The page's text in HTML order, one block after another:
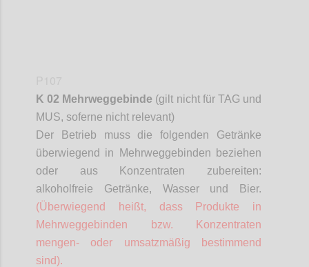
K 02 Mehrweggebinde (gilt nicht für TAG und
MUS, soferne nicht relevant)
Der Betrieb muss die folgenden Getränke
überwiegend in Mehrweggebinden beziehen
oder aus Konzentraten zubereiten:
alkoholfreie Getränke, Wasser und Bier.
(Überwiegend heißt, dass Produkte in
Mehrweggebinden bzw. Konzentraten
mengen- oder umsatzmäßig bestimmend
sind).